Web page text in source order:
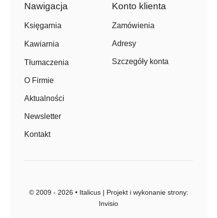
Nawigacja
Księgarnia
Kawiarnia
Tłumaczenia
O Firmie
Aktualności
Newsletter
Kontakt
Konto klienta
Zamówienia
Adresy
Szczegóły konta
© 2009 - 2026 • Italicus | Projekt i wykonanie strony:
Invisio